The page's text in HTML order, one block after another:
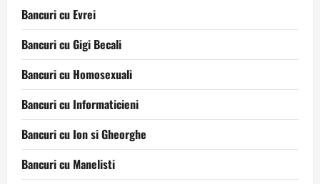
Bancuri cu Evrei
Bancuri cu Gigi Becali
Bancuri cu Homosexuali
Bancuri cu Informaticieni
Bancuri cu Ion si Gheorghe
Bancuri cu Manelisti